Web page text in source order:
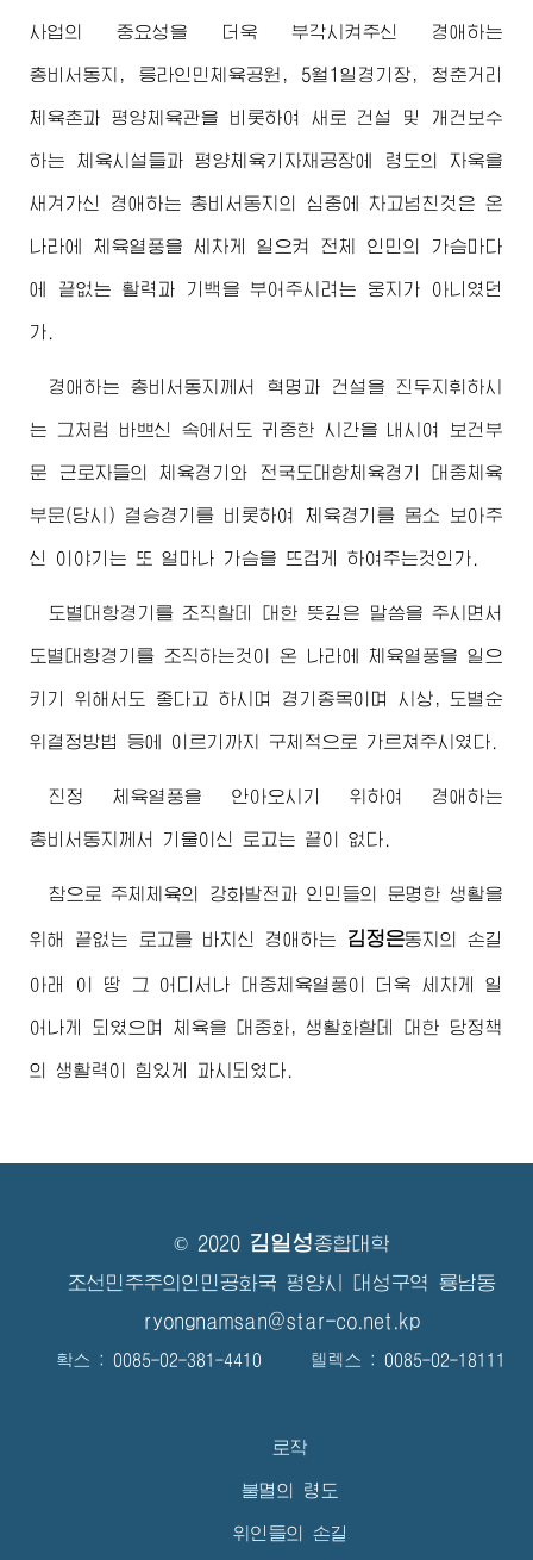
사업의 중요성을 더욱 부각시켜주신 경애하는
총비서동지 , 릉라인민체육공원, 5월1일경기장, 청춘거리
체육촌과 평양체육관을 비롯하여 새로 건설 및 개건보수
하는 체육시설들과 평양체육기자재공장에 령도의 자욱을
새겨가신 경애하는 총비서동지의 심중에 차고넘친것은 온
나라에 체육열풍을 세차게 일으켜 전체 인민의 가슴마다
에 끝없는 활력과 기백을 부어주시려는 웅지가 아니였던
가.
경애하는 총비서동지께서 혁명과 건설을 진두지휘하시
는 그처럼 바쁘신 속에서도 귀중한 시간을 내시여 보건부
문 근로자들의 체육경기와 전국도대항체육경기 대중체육
부문(당시) 결승경기를 비롯하여 체육경기를 몸소 보아주
신 이야기는 또 얼마나 가슴을 뜨겁게 하여주는것인가.
도별대항경기를 조직할데 대한 뜻깊은 말씀을 주시면서
도별대항경기를 조직하는것이 온 나라에 체육열풍을 일으
키기 위해서도 좋다고 하시며 경기종목이며 시상, 도별순
위결정방법 등에 이르기까지 구체적으로 가르쳐주시였다.
진정 체육열풍을 안아오시기 위하여 경애하는
총비서동지께서 기울이신 로고는 끝이 없다.
참으로 주체체육의 강화발전과 인민들의 문명한 생활을
위해 끝없는 로고를 바치신 경애하는 김정은동지 의 손길
아래 이 땅 그 어디서나 대중체육열풍이 더욱 세차게 일
어나게 되였으며 체육을 대중화, 생활화할데 대한 당정책
의 생활력이 힘있게 과시되였다.
© 2020 김일성종합대학
조선민주주의인민공화국 평양시 대성구역 룡남동
ryongnamsan@star-co.net.kp
확스 : 0085-02-381-4410 텔렉스 : 0085-02-18111
로작
불멸의 령도
위인들의 손길